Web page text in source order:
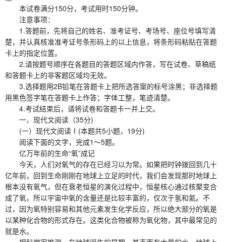
本试卷满分150分，考试用时150分钟。
注意事项：
1.答题前，先将自己的姓名、准考证号、考场号、座位号填写清
楚，并认真核准准考证号条形码上的以上信息，将条形码粘贴在答题
卡上的指定位置。
2.请按题号顺序在各题目的答题区域内作答，写在试卷、草稿纸
和答题卡上的非客题区域均无效。
3.选择题用2B铅笔在答题卡上把所选答案的标号涂黑；非选择题
用黑色签字笔在答题卡上作答；字体工整，笔迹清楚。
4.考试结束后，请将试卷和答题卡一并上交。
一、现代文阅读（35分)
(一）现代文阅读Ⅰ(本题共5小题，19分)
阅读下面的文字，完成1～5题。
亿万年前的生命“氧”成记
今天，人们对氧气的存在已经习以为常。如果把时钟拨回到几十
亿年前，回到生命刚刚在地球上立足的时代，我们会发现那时地球上
根本没有氧气，但在衰老恒星的演化过程中，恒星核心通过核聚变合
成了氧，所以宇宙中氧的含量还是比较丰富的，仅次于氢和氦。不
过，因为氧特别容易和其他元素发生化学反应，所以绝大部分的氧是
以某种化合物的形式存在。这类化合物被称为氧化物，其中最常见的
就是水。